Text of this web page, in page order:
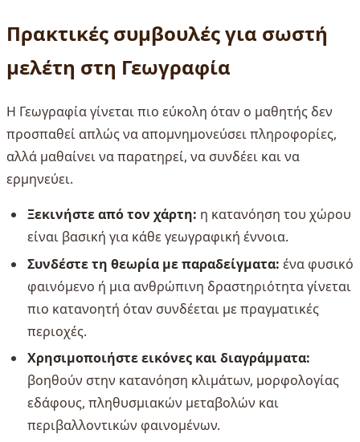
Πρακτικές συμβουλές για σωστή
μελέτη στη Γεωγραφία
Η Γεωγραφία γίνεται πιο εύκολη όταν ο μαθητής δεν
προσπαθεί απλώς να απομνημονεύσει πληροφορίες,
αλλά μαθαίνει να παρατηρεί, να συνδέει και να
ερμηνεύει.
Ξεκινήστε από τον χάρτη: η κατανόηση του χώρου
είναι βασική για κάθε γεωγραφική έννοια.
Συνδέστε τη θεωρία με παραδείγματα: ένα φυσικό
φαινόμενο ή μια ανθρώπινη δραστηριότητα γίνεται
πιο κατανοητή όταν συνδέεται με πραγματικές
περιοχές.
Χρησιμοποιήστε εικόνες και διαγράμματα:
βοηθούν στην κατανόηση κλιμάτων, μορφολογίας
εδάφους, πληθυσμιακών μεταβολών και
περιβαλλοντικών φαινομένων.